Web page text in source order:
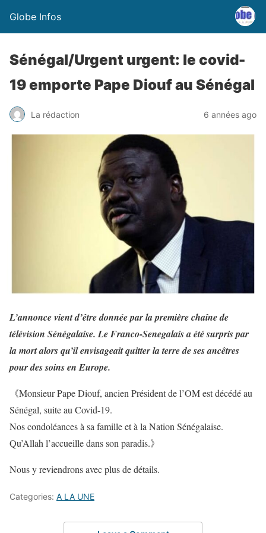
Globe Infos
Sénégal/Urgent urgent: le covid-
19 emporte Pape Diouf au Sénégal
La rédaction 6 années ago
L’annonce vient d’être donnée par la première chaîne de
télévision Sénégalaise. Le Franco-Senegalais a été surpris par
la mort alors qu’il envisageait quitter la terre de ses ancêtres
pour des soins en Europe.
《Monsieur Pape Diouf, ancien Président de l’OM est décédé au
Sénégal, suite au Covid-19.
Nos condoléances à sa famille et à la Nation Sénégalaise.
Qu’Allah l’accueille dans son paradis.》
Nous y reviendrons avec plus de détails.
Categories: A LA UNE